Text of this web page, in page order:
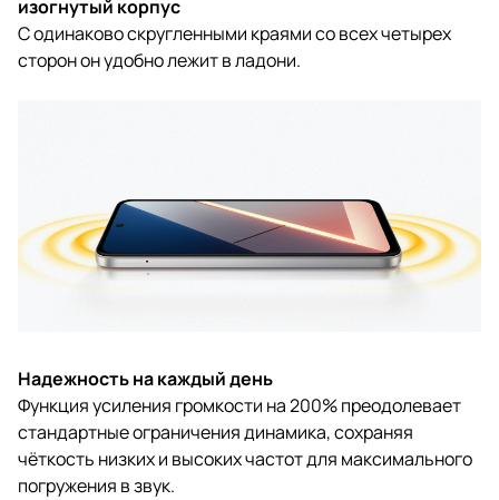
изогнутый корпус
С одинаково скругленными краями со всех четырех
сторон он удобно лежит в ладони.
Надежность на каждый день
Функция усиления громкости на 200% преодолевает
стандартные ограничения динамика, сохраняя
чёткость низких и высоких частот для максимального
погружения в звук.